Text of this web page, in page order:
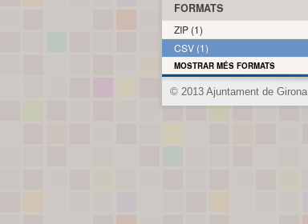
FORMATS
ZIP (1)
CSV (1)
MOSTRAR MÉS FORMATS
© 2013 Ajuntament de Girona